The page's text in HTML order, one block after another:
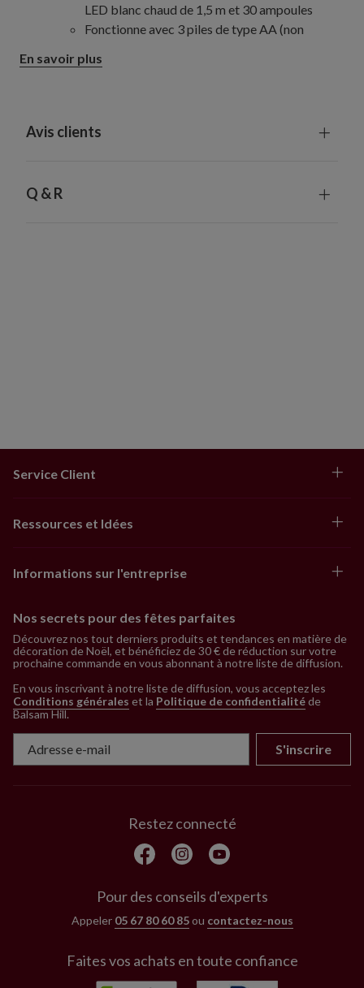
LED blanc chaud de 1,5 m et 30 ampoules
Fonctionne avec 3 piles de type AA (non
Lampe-tempête moyenne
LED blanc chaud de 2,4 m et 80 ampoules
Grande lampe-tempête
Mesure 23 cm de long x 15 cm de large x 15 cm
En savoir plus
Avis clients
Q & R
Service Client
Ressources et Idées
Informations sur l'entreprise
Nos secrets pour des fêtes parfaites
Découvrez nos tout derniers produits et tendances en matière de
décoration de Noël, et bénéficiez de 30 € de réduction sur votre
prochaine commande en vous abonnant à notre liste de diffusion.
En vous inscrivant à notre liste de diffusion, vous acceptez les
Conditions générales et la Politique de confidentialitéde
Balsam Hill.
S'inscrire
Restez connecté
Pour des conseils d'experts
Appeler 05 67 80 60 85ou contactez-nous
Faites vos achats en toute confiance